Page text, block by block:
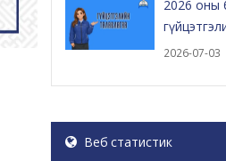
2026 оны
2026-07-03
Веб статистик